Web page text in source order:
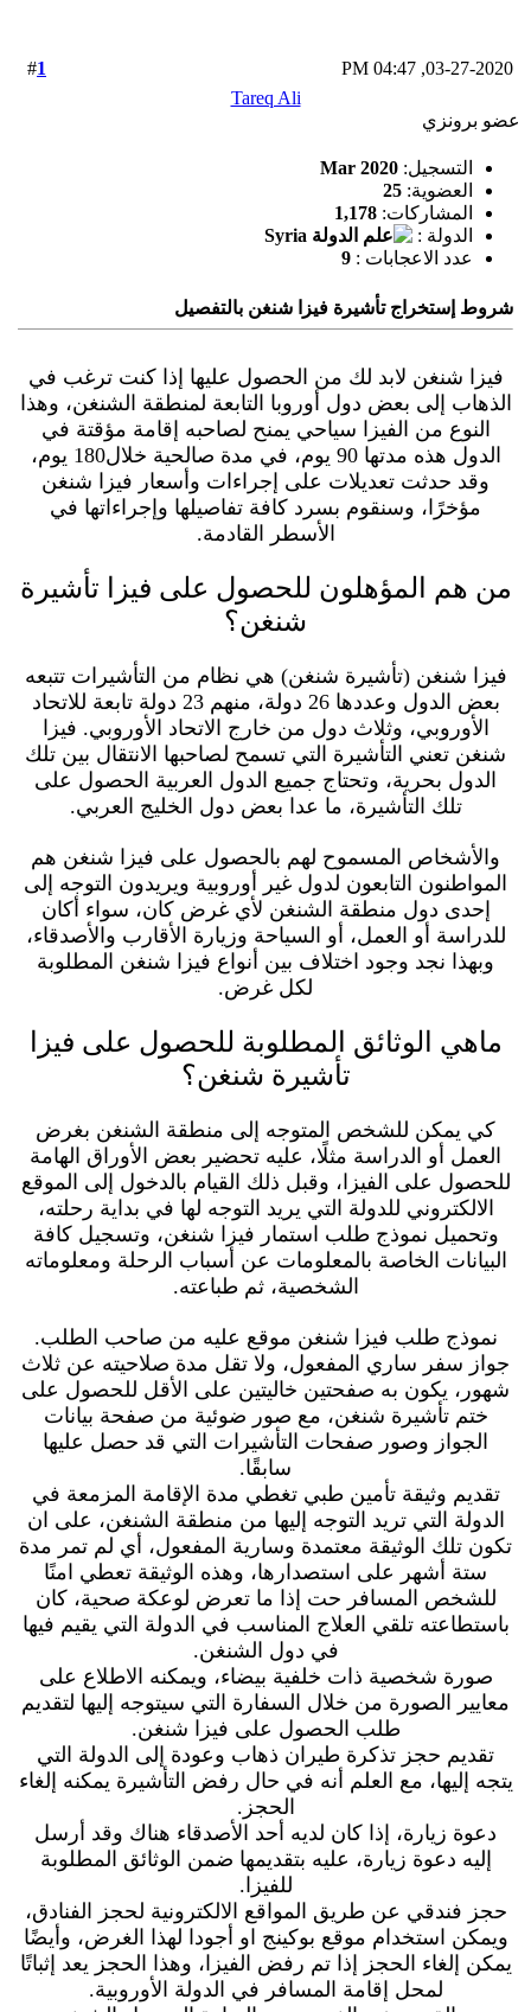
1
03-27-2020, 04:47 PM
Tareq Ali
عضو برونزي
التسجيل: Mar 2020
العضوية: 25
المشاركات: 1,178
الدولة :
عدد الاعجابات : 9
شروط إستخراج تأشيرة فيزا شنغن بالتفصيل
فيزا شنغن لابد لك من الحصول عليها إذا كنت ترغب في
الذهاب إلى بعض دول أوروبا التابعة لمنطقة الشنغن، وهذا
النوع من الفيزا سياحي يمنح لصاحبه إقامة مؤقتة في
الدول هذه مدتها 90 يوم، في مدة صالحية خلال180 يوم،
وقد حدثت تعديلات على إجراءات وأسعار فيزا شنغن
مؤخرًا، وسنقوم بسرد كافة تفاصيلها وإجراءاتها في
الأسطر القادمة.
من هم المؤهلون للحصول على فيزا تأشيرة
شنغن؟
فيزا شنغن (تأشيرة شنغن) هي نظام من التأشيرات تتبعه
بعض الدول وعددها 26 دولة، منهم 23 دولة تابعة للاتحاد
الأوروبي، وثلاث دول من خارج الاتحاد الأوروبي. فيزا
شنغن تعني التأشيرة التي تسمح لصاحبها الانتقال بين تلك
الدول بحرية، وتحتاج جميع الدول العربية الحصول على
تلك التأشيرة، ما عدا بعض دول الخليج العربي.
والأشخاص المسموح لهم بالحصول على فيزا شنغن هم
المواطنون التابعون لدول غير أوروبية ويريدون التوجه إلى
إحدى دول منطقة الشنغن لأي غرض كان، سواء أكان
للدراسة أو العمل، أو السياحة وزيارة الأقارب والأصدقاء،
وبهذا نجد وجود اختلاف بين أنواع فيزا شنغن المطلوبة
لكل غرض.
ماهي الوثائق المطلوبة للحصول على فيزا
تأشيرة شنغن؟
كي يمكن للشخص المتوجه إلى منطقة الشنغن بغرض
العمل أو الدراسة مثلًا، عليه تحضير بعض الأوراق الهامة
للحصول على الفيزا، وقبل ذلك القيام بالدخول إلى الموقع
الالكتروني للدولة التي يريد التوجه لها في بداية رحلته،
وتحميل نموذج طلب استمار فيزا شنغن، وتسجيل كافة
البيانات الخاصة بالمعلومات عن أسباب الرحلة ومعلوماته
الشخصية، ثم طباعته.
نموذج طلب فيزا شنغن موقع عليه من صاحب الطلب.
جواز سفر ساري المفعول، ولا تقل مدة صلاحيته عن ثلاث
شهور، يكون به صفحتين خاليتين على الأقل للحصول على
ختم تأشيرة شنغن، مع صور ضوئية من صفحة بيانات
الجواز وصور صفحات التأشيرات التي قد حصل عليها
سابقًا.
تقديم وثيقة تأمين طبي تغطي مدة الإقامة المزمعة في
الدولة التي تريد التوجه إليها من منطقة الشنغن، على ان
تكون تلك الوثيقة معتمدة وسارية المفعول، أي لم تمر مدة
ستة أشهر على استصدارها، وهذه الوثيقة تعطي امنًا
للشخص المسافر حت إذا ما تعرض لوعكة صحية، كان
باستطاعته تلقي العلاج المناسب في الدولة التي يقيم فيها
في دول الشنغن.
صورة شخصية ذات خلفية بيضاء، ويمكنه الاطلاع على
معايير الصورة من خلال السفارة التي سيتوجه إليها لتقديم
طلب الحصول على فيزا شنغن.
تقديم حجز تذكرة طيران ذهاب وعودة إلى الدولة التي
يتجه إليها، مع العلم أنه في حال رفض التأشيرة يمكنه إلغاء
الحجز.
دعوة زيارة، إذا كان لديه أحد الأصدقاء هناك وقد أرسل
إليه دعوة زيارة، عليه بتقديمها ضمن الوثائق المطلوبة
للفيزا.
حجز فندقي عن طريق المواقع الالكترونية لحجز الفنادق،
ويمكن استخدام موقع بوكينج او أجودا لهذا الغرض، وأيضًا
يمكن إلغاء الحجز إذا تم رفض الفيزا، وهذا الحجز يعد إثباتًا
لمحل إقامة المسافر في الدولة الأوروبية.